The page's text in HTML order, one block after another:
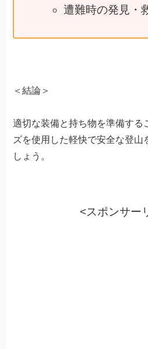
遭難時の発見・
＜結論＞
適切な装備と持ち物を準備する
ズを使用した軽快で安全な登山
しょう。
<スポンサー